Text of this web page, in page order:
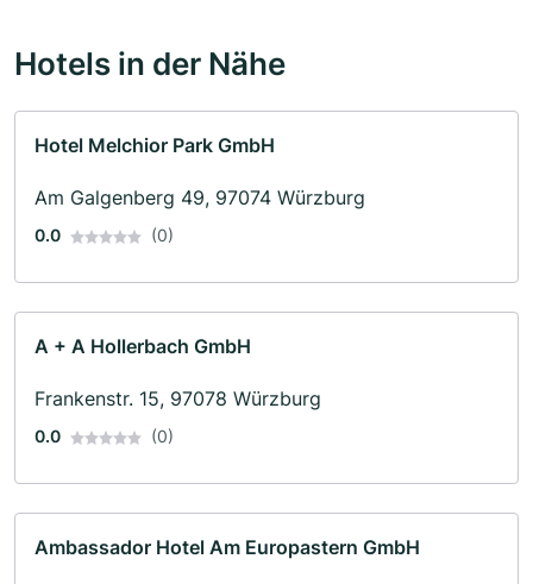
Hotels in der Nähe
Hotel Melchior Park GmbH
Am Galgenberg 49, 97074 Würzburg
0.0 (0)
A + A Hollerbach GmbH
Frankenstr. 15, 97078 Würzburg
0.0 (0)
Ambassador Hotel Am Europastern GmbH